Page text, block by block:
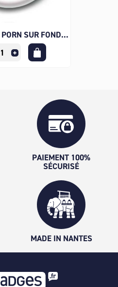
SUR FOND...
PAIEMENT 100%
SÉCURISÉ
MADE IN NANTES